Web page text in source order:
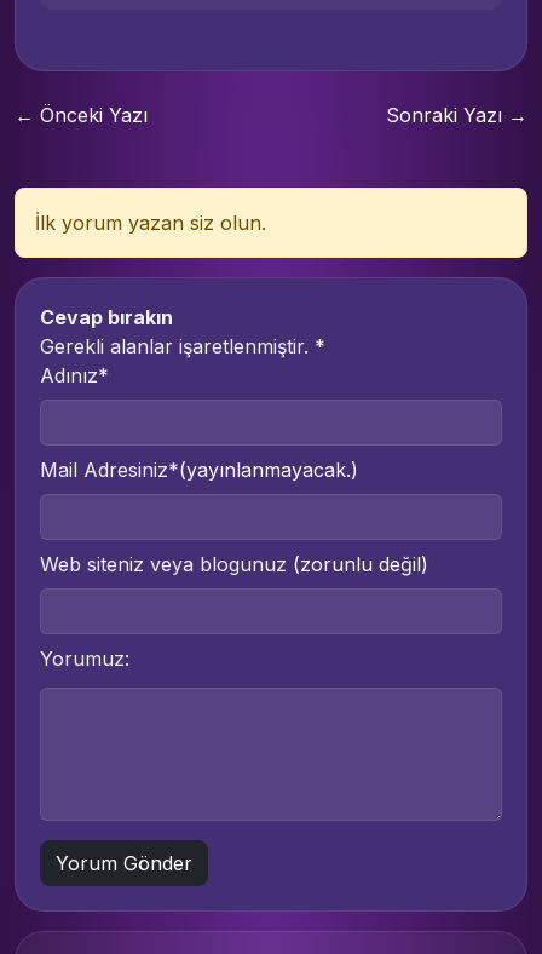
← Önceki Yazı Sonraki Yazı →
İlk yorum yazan siz olun.
Cevap bırakın
Gerekli alanlar işaretlenmiştir. *
Adınız*
Mail Adresiniz*(yayınlanmayacak.)
Web siteniz veya blogunuz (zorunlu değil)
Yorumuz: